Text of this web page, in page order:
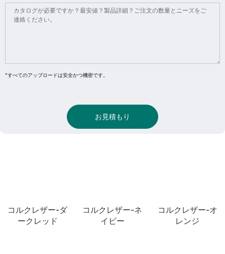
*すべてのアップロードは安全かつ機密です。
お見積もり
コルクレザー-ダ
ークレッド
コルクレザー-ネ
イビー
コルクレザー-オ
レンジ